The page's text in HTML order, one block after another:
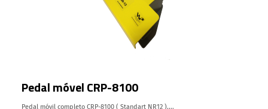
Pedal móvel CRP-8100
Pedal móvil completo CRP-8100 ( Standart NR12 )....